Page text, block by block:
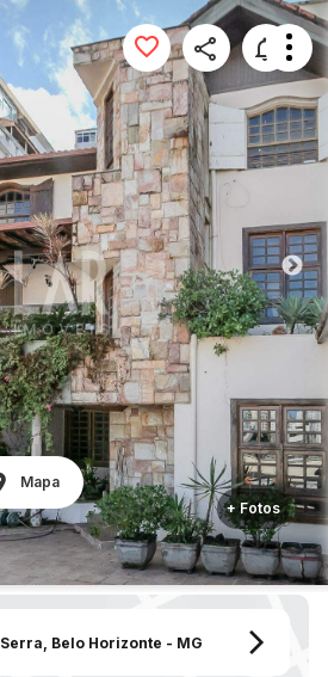
Mapa
+ Fotos
Serra, Belo Horizonte - MG